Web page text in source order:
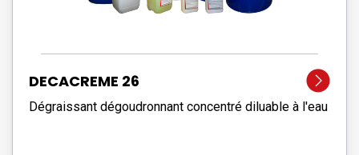
DECACREME 26
Dégraissant dégoudronnant concentré diluable à l'eau